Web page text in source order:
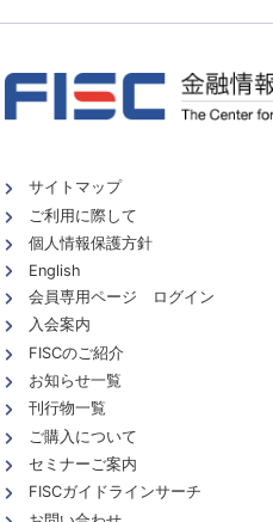
サイトマップ
ご利用に際して
個人情報保護方針
English
会員専用ページ ログイン
入会案内
FISCのご紹介
お知らせ一覧
刊行物一覧
ご購入について
セミナーご案内
FISCガイドラインサーチ